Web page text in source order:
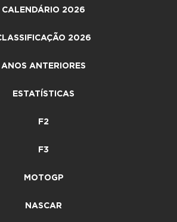
CALENDÁRIO 2026
2026
ANOS ANTERIORES
ESTATÍSTICAS
F2
F3
MOTOGP
NASCAR